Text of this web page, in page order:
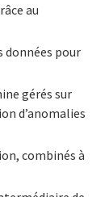
au
données pour
gérés sur
d’anomalies
combinés à